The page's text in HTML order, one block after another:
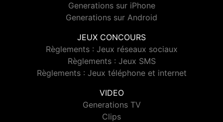
Generations sur iPhone
Generations sur Android
JEUX CONCOURS
Règlements : Jeux réseaux sociaux
Règlements : Jeux SMS
Règlements : Jeux téléphone et internet
VIDEO
Generations TV
Clips